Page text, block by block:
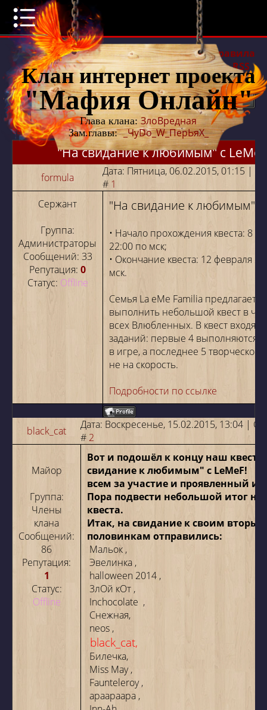
Клан интернет проекта
"Мафия Онлайн"
Глава клана: ЗлоВредная
Зам.главы: _ЧуDo_W_ПерЬяХ_
[Новые сообщения·Участники·Правила
форума·Поиск·RSS ]
Страница1из1
1
Форум»События»Завершенные конкурсы»"На
свидание к любимым" c LeMeF
"На свидание к любимым" c LeMeF
formula
Дата: Пятница, 06.02.2015, 01:15 |
# 1
Сержант
Группа:
Администраторы
Сообщений: 33
Репутация: 0
Статус: Offline
"На свидание к любимым" c
• Начало прохождения квеста: 8
22:00 по мск;
• Окончание квеста: 12 февраля
мск.
Семья La eMe Familia предлагает
выполнить небольшой квест в
всех Влюбленных. В квест входят 5
заданий: первые 4 выполняются
в игре, а последнее 5 творческое
не на скорость.
Подробности по ссылке
black_cat
Дата: Воскресенье, 15.02.2015, 13:04 |
# 2
Майор
Группа:
Члены
клана
Сообщений:
86
Репутация:
1
Статус:
Offline
Вот и подошёл к концу наш квест
свидание к любимым" с LeMeF!
всем за участие и проявленный
Пора подвести небольшой итог
квеста.
Итак, на свидание к своим вторым
половинкам отправились:
Мальок ,
Эвелинка ,
halloween 2014 ,
3лОй кОт ,
Inchocolate ,
Снежная,
neos ,
black_cat,
Билечка,
Miss May,
Faunteleroy,
apaapaapa ,